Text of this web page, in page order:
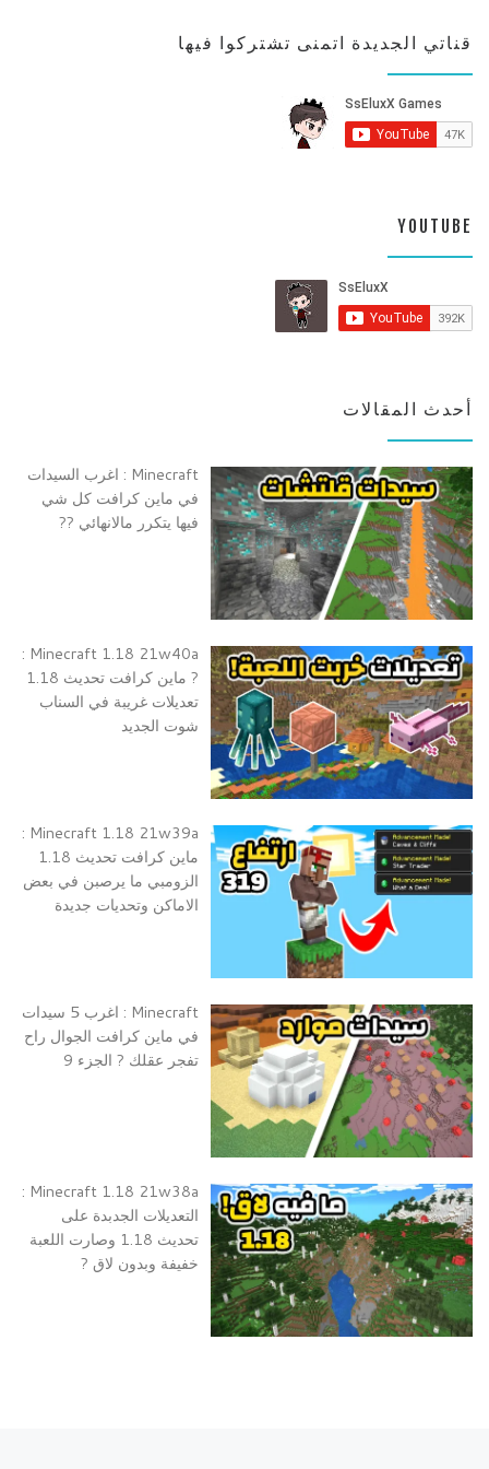
قناتي الجديدة اتمنى تشتركوا فيها
YOUTUBE
أحدث المقالات
Minecraft : اغرب السيدات
في ماين كرافت كل شي
فيها يتكرر مالانهائي ??
Minecraft 1.18 21w40a :
? ماين كرافت تحديث 1.18
تعديلات غريبة في السناب
شوت الجديد
Minecraft 1.18 21w39a :
ماين كرافت تحديث 1.18
الزومبي ما يرصبن في بعض
الاماكن وتحديات جديدة
Minecraft : اغرب 5 سيدات
في ماين كرافت الجوال راح
تفجر عقلك ? الجزء 9
Minecraft 1.18 21w38a :
التعديلات الجدبدة على
تحديث 1.18 وصارت اللعبة
خفيفة وبدون لاق ?